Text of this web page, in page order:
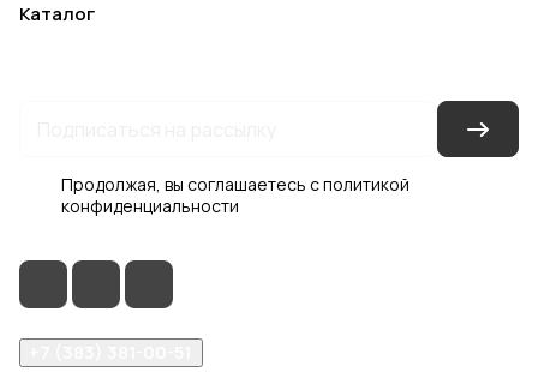
Каталог
Продолжая, вы соглашаетесь сполитикой
конфиденциальности